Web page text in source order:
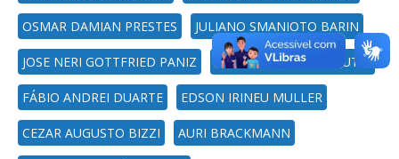
OSMAR DAMIAN PRESTES JULIANO SMANIOTO BARIN
JOSE NERI GOTTFRIED PANIZ IONARA REGINA PIZZUTTI
FÁBIO ANDREI DUARTE EDSON IRINEU MULLER
CEZAR AUGUSTO BIZZI AURI BRACKMANN